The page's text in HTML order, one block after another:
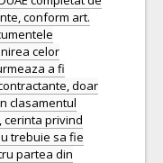
conform art.
celor
a fi
doar
clasamentul
cerinta privind
trebuie sa fie
partea din